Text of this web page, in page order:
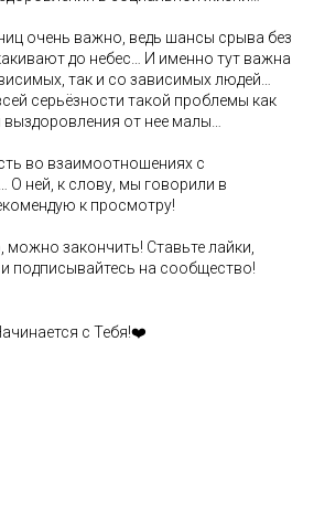
очень важно, ведь шансы срыва без
до небес… И именно тут важна
так и со зависимых людей…
серьёзности такой проблемы как
от нее малы…
во взаимоотношениях с
ней, к слову, мы говорили в
к просмотру!
закончить! Ставьте лайки,
подписывайтесь на сообщество!
с Тебя!❤️